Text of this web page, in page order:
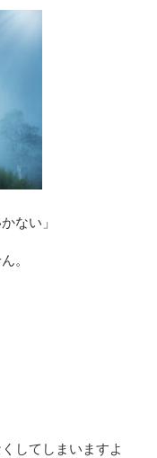
ない」
。
してしまいますよ